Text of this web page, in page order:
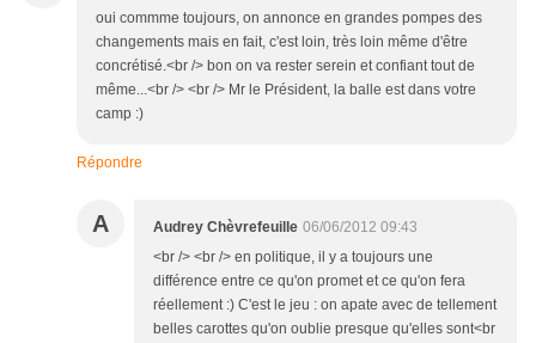
oui commme toujours, on annonce en grandes pompes des
changements mais en fait, c'est loin, très loin même d'être
concrétisé.<br /> bon on va rester serein et confiant tout de
même...<br /> <br /> Mr le Président, la balle est dans votre
camp :)
Répondre
A Audrey Chèvrefeuille 06/06/2012 09:43
<br /> <br /> en politique, il y a toujours une
différence entre ce qu'on promet et ce qu'on fera
réellement :) C'est le jeu : on apate avec de tellement
belles carottes qu'on oublie presque qu'elles sont<br